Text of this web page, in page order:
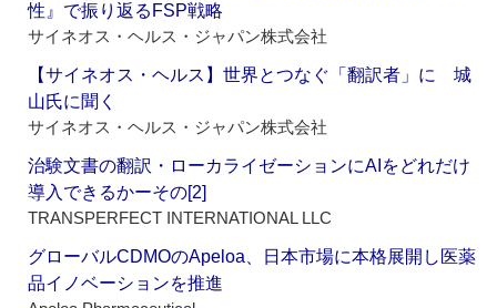
性』で振り返るFSP戦略
サイネオス・ヘルス・ジャパン株式会社
【サイネオス・ヘルス】世界とつなぐ「翻訳者」に 城
山氏に聞く
サイネオス・ヘルス・ジャパン株式会社
治験文書の翻訳・ローカライゼーションにAIをどれだけ
導入できるかーその[2]
TRANSPERFECT INTERNATIONAL LLC
グローバルCDMOのApeloa、日本市場に本格展開し医薬
品イノベーションを推進